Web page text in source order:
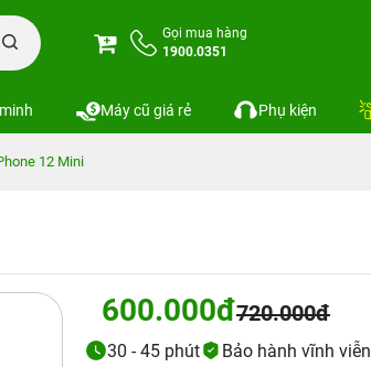
Gọi mua hàng
1900.0351
Máy cũ giá rẻ Phụ kiện
12 Mini
600.000đ720.000đ
30 - 45 phút Bảo hành vĩnh viễn